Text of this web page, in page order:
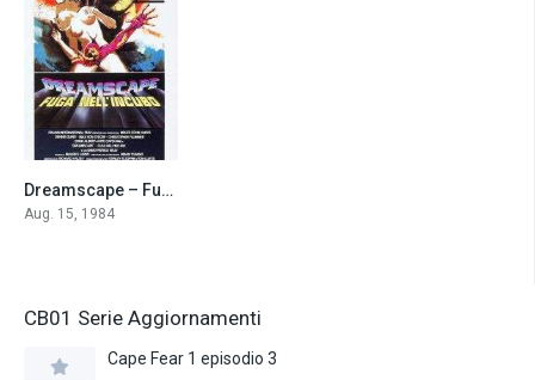
6.3Dreamscape – Fuga nell’incubo (1984)
Aug. 15, 1984
CB01 Serie Aggiornamenti
Cape Fear 1 episodio 3